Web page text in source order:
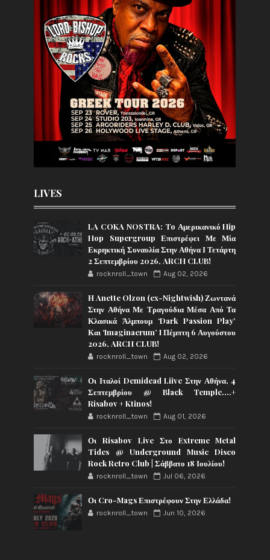
LIVES
LA COKA NOSTRA: To Αμερικανικό Hip
Hop Supergroup Επιστρέφει Με Μία
Εκρηκτική Συναυλία Στην Αθήνα Ι Τετάρτη
2 Σεπτεμβρίου 2026, ARCH CLUB!
rocknroll_town Aug 02, 2026
Η Anette Olzon (ex-Nightwish) Ζωντανά
Στην Αθήνα Με Τραγούδια Μέσα Από Τα
Κλασικά Άλμπουμ ‘Dark Passion Play’
Και ‘Imaginaerum’ I Πέμπτη 6 Αυγούστου
2026, ARCH CLUB!
rocknroll_town Aug 02, 2026
Οι Ιταλοί Demidead Liive Στην Αθήνα, 4
Σεπτεμβρίου @ Black Temple….+
Risabov + Ktinos!
rocknroll_town Aug 01, 2026
Οι Risabov Live Στο Extreme Metal
Tides @ Underground Music Disco
Rock Retro Club | Σάββατο 18 Ιουλίου!
rocknroll_town Jul 06, 2026
Οι Cro-Mags Επιστρέφουν Στην Ελλάδα!
rocknroll_town Jun 10, 2026